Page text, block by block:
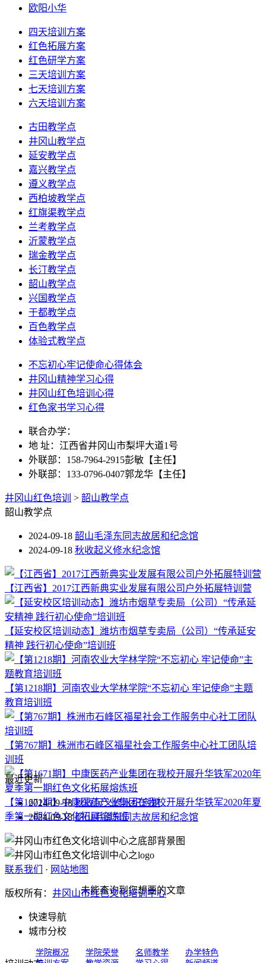
欧阳小华
四天培训方案
红色拓展方案
红色研学方案
三天培训方案
七天培训方案
六天培训方案
古田教学点
井冈山教学点
延安教学点
嘉兴教学点
遵义教学点
西柏坡教学点
红旗渠教学点
兰考教学点
沂蒙教学点
瑞金教学点
长汀教学点
韶山教学点
兴国教学点
于都教学点
百色教学点
体验式教学点
不忘初心牢记使命心得体会
井冈山精神学习心得
井冈山红色培训心得
红色家书学习心得
联合办学：
地 址：江西省井冈山市梨坪大道1号
外联部：158-7964-2915彭敏【主任】
外联部：133-0796-0407郭龙华【主任】
井冈山红色培训 > 韶山教学点
韶山教学点
2024-09-18 韶山毛泽东同志故居和纪念馆
2024-09-18 秋收起义修水纪念馆
【江西省】2017江西新典实业发展有限公司户外拓展特训营
【延安校区培训动态】潍坊市烟草专卖局（公司）“传承延安
精神 践行初心使命”培训班
【第1218期】河南农业大学林学院“不忘初心 牢记使命”主题
教育培训班
【第767期】株洲市石峰区福星社会工作服务中心社工团队培
训班
【第1671期】中康医药产业集团在我校开展升华铁军2020年夏
季第一期红色文化拓展熔炼班
未能查询到您想要的文章
最近更新
2024-09-18 秋收起义修水纪念馆
2024-09-18 韶山毛泽东同志故居和纪念馆
联系我们 · 网站地图
版权所有： 井冈山市红色文化培训中心
快速导航
城市分校
学院概况 学院荣誉 名师教学
办学特色